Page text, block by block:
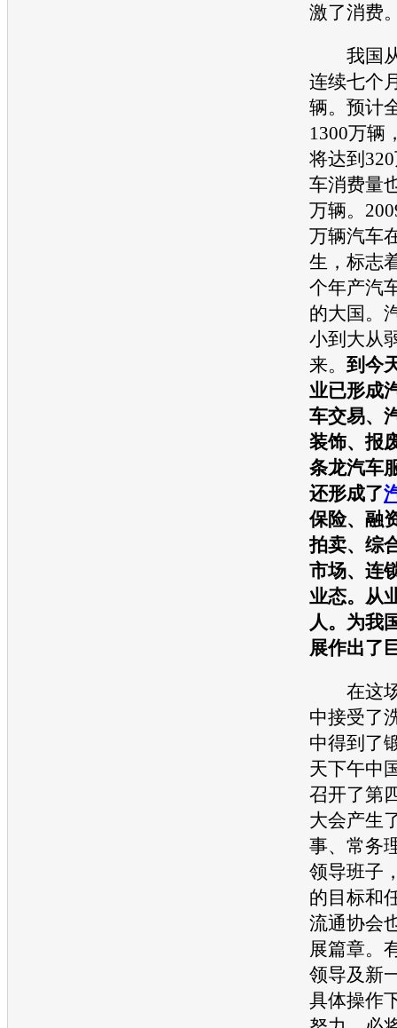
激了消费
我国从
连续七个
辆。预计
1300万辆
将达到
车消费量
万辆。
万辆汽车
生，标志
个年产汽
的大国。
小到大从
来。 到今
业已形成
车交易、
装饰、报
条龙汽车
还形成了
保险、融
拍卖、综
市场、连
业态。从
人。为我
展作出了
在这场
中接受了
中得到了
天下午中
召开了第
大会产生
事、常务
领导班子
的目标和
流通协会
展篇章。
领导及新
具体操作